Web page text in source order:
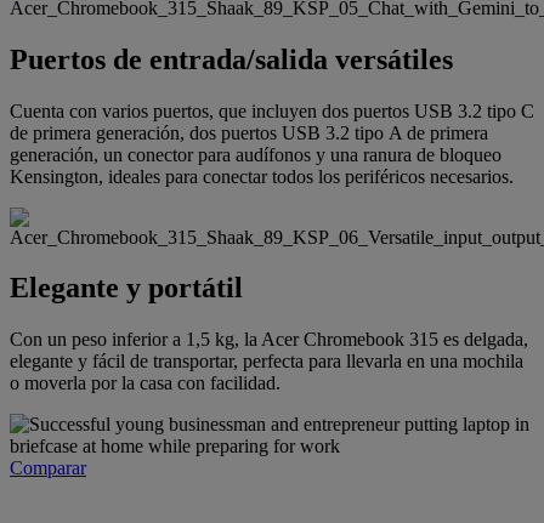
Puertos de entrada/salida versátiles
Cuenta con varios puertos, que incluyen dos puertos USB 3.2 tipo C
de primera generación, dos puertos USB 3.2 tipo A de primera
generación, un conector para audífonos y una ranura de bloqueo
Kensington, ideales para conectar todos los periféricos necesarios.
Elegante y portátil
Con un peso inferior a 1,5 kg, la Acer Chromebook 315 es delgada,
elegante y fácil de transportar, perfecta para llevarla en una mochila
o moverla por la casa con facilidad.
Comparar